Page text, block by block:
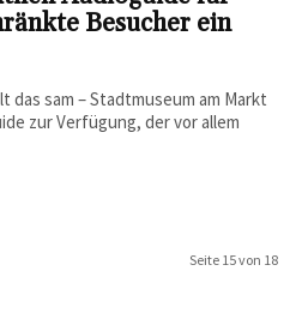
Besucher ein
das sam – Stadtmuseum am Markt
zur Verfügung, der vor allem
Seite 15 von 18